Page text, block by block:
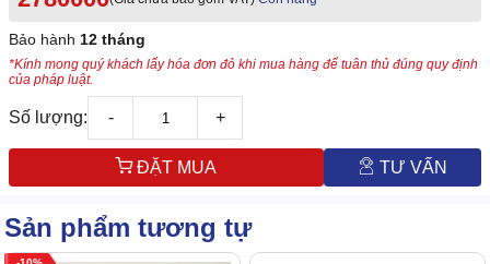
Bảo hành 12 tháng
*Kính mong quý khách lấy hóa đơn đỏ khi mua hàng để tuân thủ đúng quy định
của pháp luật.
Số lượng: - +
ĐẶT MUA TƯ VẤN
Sản phẩm tương tự